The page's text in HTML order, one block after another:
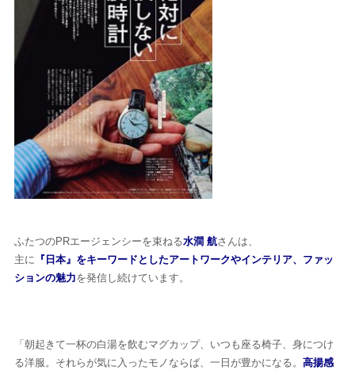
ふたつのPRエージェンシーを束ねる水澗 航さんは、
主に 『日本』をキーワードとしたアートワークやインテリア、ファッ
ションの魅力を発信し続けています。
「朝起きて一杯の白湯を飲むマグカップ、いつも座る椅子、身につけ
る洋服。それらが気に入ったモノならば、一日が豊かになる。 高揚感